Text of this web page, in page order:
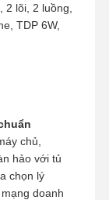
2 lõi, 2 luồng,
TDP 6W,
chủ,
hảo với tủ
chọn lý
doanh